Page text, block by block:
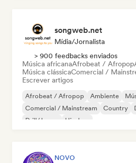
songweb.net
Mídia/Jornalista
> 900 feedbacks enviados
Música africanaAfrobeat / Afropop
Música clássicaComercial /
Escrever artigos
Afrobeat / Afropop Ambiente
Comercial / Mainstream
Country
Drill/Jersey
Hip-hop
NOVO